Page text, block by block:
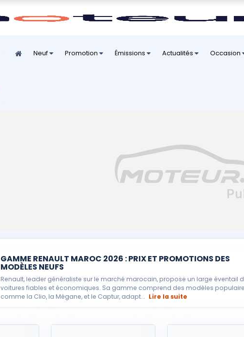
Neuf Promotion Émissions Actualités Occasion
GAMME RENAULT MAROC 2026 : PRIX ET PROMOTIONS DES
MODÈLES NEUFS
Renault, leader généraliste sur le marché marocain, propose un large éventail
voitures fiables et économiques. Sa gamme comprend des modèles
comme la Clio, la Mégane, et le Captur, adapt... Lire la suite